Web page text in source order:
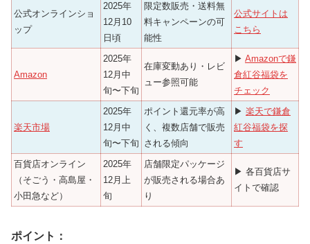
公式オンラインショ
ップ
2025年
12月10
日頃
限定数販売・送料無
料キャンペーンの可
能性
公式サイトは
こちら
Amazon
2025年
12月中
旬〜下旬
在庫変動あり・レビ
ュー参照可能
▶ Amazonで鎌
倉紅谷福袋を
チェック
楽天市場
2025年
12月中
旬〜下旬
ポイント還元率が高
く、複数店舗で販売
される傾向
▶ 楽天で鎌倉
紅谷福袋を探
す
百貨店オンライン
（そごう・高島屋・
小田急など）
2025年
12月上
旬
店舗限定パッケージ
が販売される場合あ
り
▶ 各百貨店サ
イトで確認
ポイント：